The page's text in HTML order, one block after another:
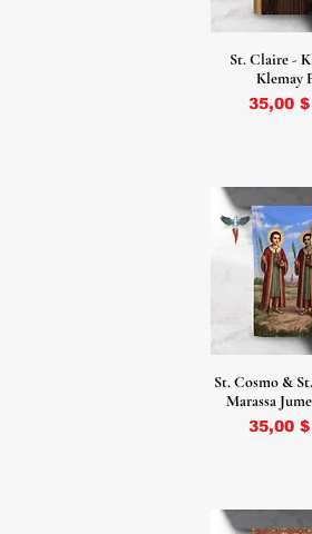
St. Claire -
Klemay
Prix
35,00
St. Cosmo &
Marassa
Prix
35,00